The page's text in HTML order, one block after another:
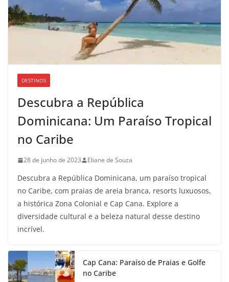
DESTINOS
Descubra a República
Dominicana: Um Paraíso Tropical
no Caribe
28 de junho de 2023 Eliane de Souza
Descubra a República Dominicana, um paraíso tropical
no Caribe, com praias de areia branca, resorts luxuosos,
a histórica Zona Colonial e Cap Cana. Explore a
diversidade cultural e a beleza natural desse destino
incrível.
Cap Cana: Paraíso de Praias e Golfe
no Caribe